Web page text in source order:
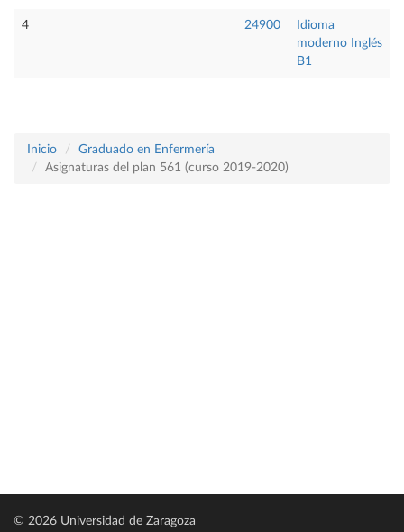
4 24900
Idioma
moderno Inglés
B1
Inicio
Graduado en Enfermería
Asignaturas del plan 561 (curso 2019-2020)
© 2026 Universidad de Zaragoza